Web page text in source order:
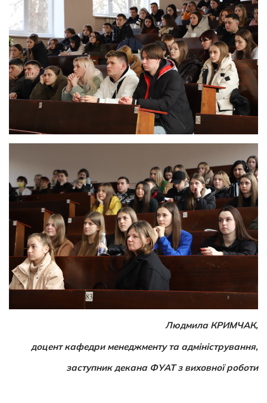
Людмила КРИМЧАК,
доцент кафедри менеджменту та адміністрування,
заступник декана ФУАТ з виховної роботи